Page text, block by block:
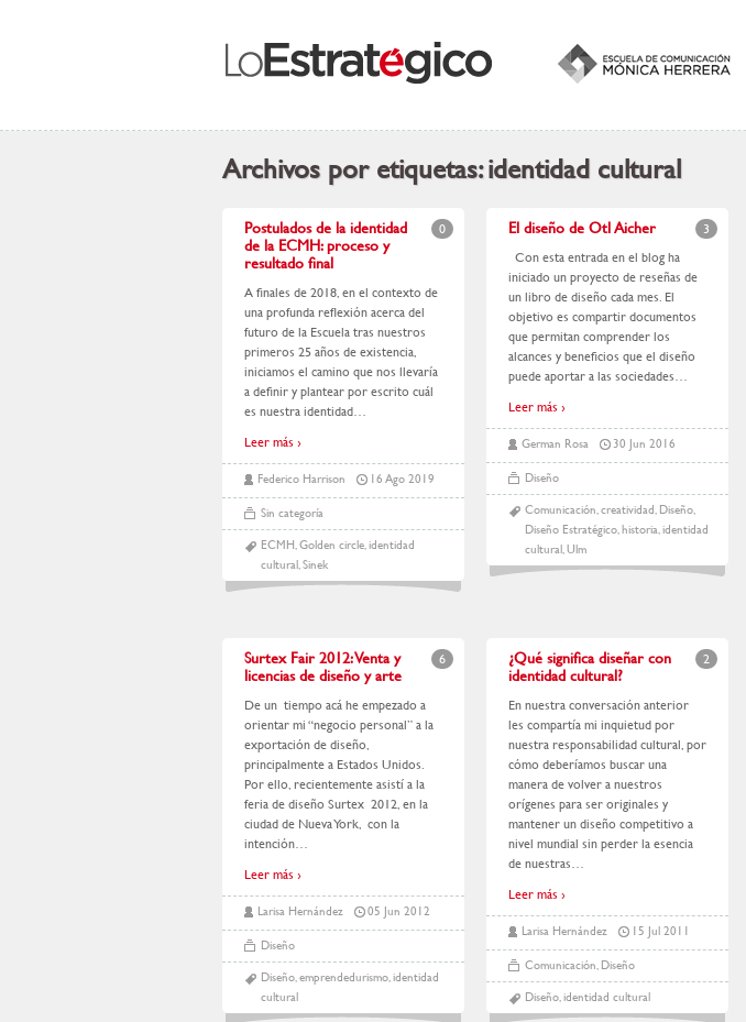
Archivos por etiquetas:identidad cultural
Postulados de la identidad
de la ECMH: proceso y
resultado final
0
A finales de 2018, en el contexto de
una profunda reflexión acerca del
futuro de la Escuela tras nuestros
primeros 25 años de existencia,
iniciamos el camino que nos llevaría
a definir y plantear por escrito cuál
es nuestra identidad…
Leer más ›
Federico Harrison 16 Ago 2019
Sin categoría
ECMH,Golden circle,identidad
cultural,Sinek
El diseño de Otl Aicher
3
Con esta entrada en el blog ha
iniciado un proyecto de reseñas de
un libro de diseño cada mes. El
objetivo es compartir documentos
que permitan comprender los
alcances y beneficios que el diseño
puede aportar a las sociedades…
Leer más ›
German Rosa 30 Jun 2016
Diseño
Comunicación,creatividad, Diseño,
Diseño Estratégico,historia,identidad
cultural,Ulm
Surtex Fair 2012: Venta y
licencias de diseño y arte
6
De un tiempo acá he empezado a
orientar mi “negocio personal” a la
exportación de diseño,
principalmente a Estados Unidos.
Por ello, recientemente asistí a la
feria de diseño Surtex 2012, en la
ciudad de Nueva York, con la
intención…
Leer más ›
Larisa Hernández 05 Jun 2012
Diseño
Diseño,emprendedurismo,identidad
cultural
¿Qué significa diseñar con
identidad cultural?
2
En nuestra conversación anterior
les compartía mi inquietud por
nuestra responsabilidad cultural, por
cómo deberíamos buscar una
manera de volver a nuestros
orígenes para ser originales y
mantener un diseño competitivo a
nivel mundial sin perder la esencia
de nuestras…
Leer más ›
Larisa Hernández 15 Jul 2011
Comunicación, Diseño
Diseño,identidad cultural